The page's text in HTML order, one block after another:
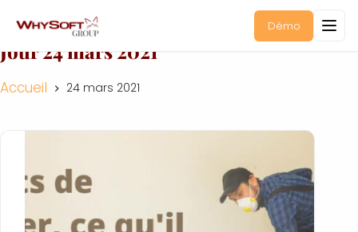
Démo
Jour24 mars 2021
Accueil 24 mars 2021